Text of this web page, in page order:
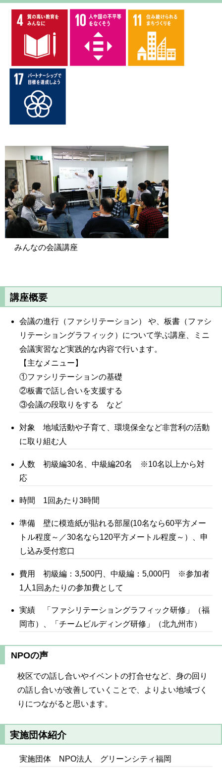
みんなの会議講座
講座概要
会議の進行（ファシリテーション） や、板書（ファシ
リテーショングラフィック）について学ぶ講座、ミニ
会議実習など実践的な内容で行います。
【主なメニュー】
①ファシリテーションの基礎
②板書で話し合いを支援する
③会議の段取りをする など
対象 地域活動や子育て、環境保全など非営利の活動
に取り組む人
人数 初級編30名、中級編20名 ※10名以上から対
応
時間 1回あたり3時間
準備 壁に模造紙が貼れる部屋(10名なら60平方メー
トル程度～／30名なら120平方メートル程度～）、申
し込み受付窓口
費用 初級編：3,500円、中級編：5,000円 ※参加者
1人1回あたりの参加費として
実績 「ファシリテーショングラフィック研修」（福
岡市）、「チームビルディング研修」（北九州市）
NPOの声
校区での話し合いやイベントの打合せなど、身の回り
の話し合いが改善していくことで、よりよい地域づく
りにつながると思います。
実施団体紹介
実施団体 NPO法人 グリーンシティ福岡